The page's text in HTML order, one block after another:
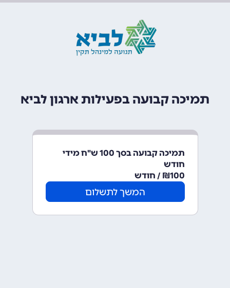
תמיכה קבועה בפעילות ארגון לביא
תמיכה קבועה בסך 100 ש"ח מידי
חודש
100₪ / חודש
המשך לתשלום